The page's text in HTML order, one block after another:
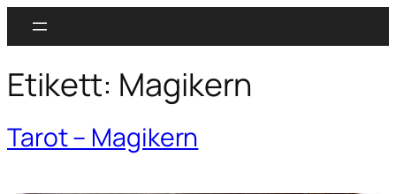
Etikett: Magikern
Tarot – Magikern